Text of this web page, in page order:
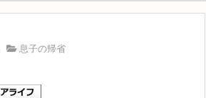
息子の帰省